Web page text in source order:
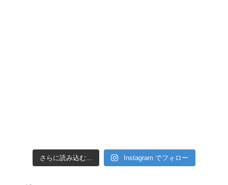
さらに読み込む... Instagram でフォロー